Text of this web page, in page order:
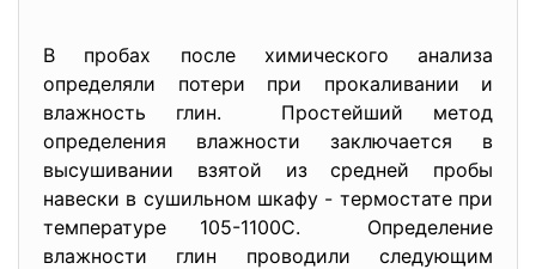
В пробах после химического анализа
определяли потери при прокаливании и
влажность глин. Простейший метод
определения влажности заключается в
высушивании взятой из средней пробы
навески в сушильном шкафу - термостате при
температуре 105-1100С. Определение
влажности глин проводили следующим